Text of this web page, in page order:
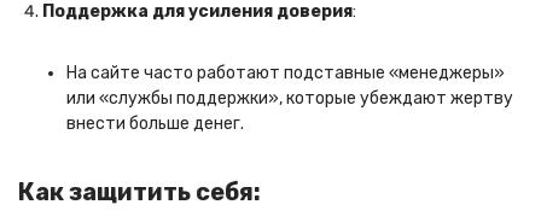
Поддержка для усиления доверия:
На сайте часто работают подставные «менеджеры»
или «службы поддержки», которые убеждают жертву
внести больше денег.
Как защитить себя: